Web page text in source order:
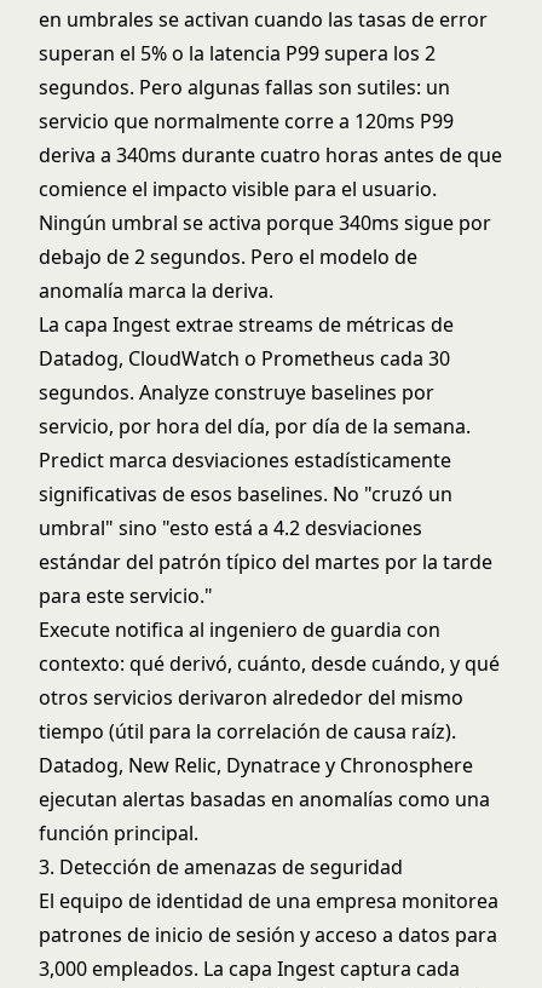
en umbrales se activan cuando las tasas de error
superan el 5% o la latencia P99 supera los 2
segundos. Pero algunas fallas son sutiles: un
servicio que normalmente corre a 120ms P99
deriva a 340ms durante cuatro horas antes de que
comience el impacto visible para el usuario.
Ningún umbral se activa porque 340ms sigue por
debajo de 2 segundos. Pero el modelo de
anomalía marca la deriva.
La capa Ingest extrae streams de métricas de
Datadog, CloudWatch o Prometheus cada 30
segundos. Analyze construye baselines por
servicio, por hora del día, por día de la semana.
Predict marca desviaciones estadísticamente
significativas de esos baselines. No "cruzó un
umbral" sino "esto está a 4.2 desviaciones
estándar del patrón típico del martes por la tarde
para este servicio."
Execute notifica al ingeniero de guardia con
contexto: qué derivó, cuánto, desde cuándo, y qué
otros servicios derivaron alrededor del mismo
tiempo (útil para la correlación de causa raíz).
Datadog, New Relic, Dynatrace y Chronosphere
ejecutan alertas basadas en anomalías como una
función principal.
3. Detección de amenazas de seguridad
El equipo de identidad de una empresa monitorea
patrones de inicio de sesión y acceso a datos para
3,000 empleados. La capa Ingest captura cada